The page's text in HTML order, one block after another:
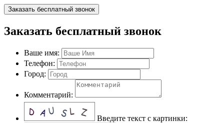
Заказать бесплатный звонок
Заказать бесплатный звонок
Ваше имя:
Телефон:
Город:
Комментарий:
Введите текст с картинки: